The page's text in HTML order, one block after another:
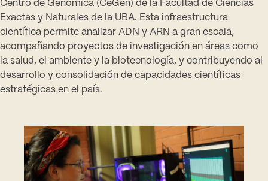
Centro de Genómica (CeGen) de la Facultad de Ciencias
Exactas y Naturales de la UBA. Esta infraestructura
científica permite analizar ADN y ARN a gran escala,
acompañando proyectos de investigación en áreas como
la salud, el ambiente y la biotecnología, y contribuyendo al
desarrollo y consolidación de capacidades científicas
estratégicas en el país.